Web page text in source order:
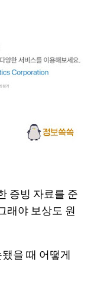
증빙 자료를 준
래야 보상도 원
을 때 어떻게